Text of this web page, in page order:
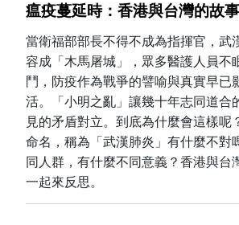
瘟疫蔓延時：香港與台灣的故事
當衛福部部長不得不成為指揮官，武
容成「木馬屠城」，眾多醫護人員不
鬥，防疫作為戰爭的譬喻與真實早已
活。「小明之亂」讓幾十年志同道合
見的矛盾對立。到底為什麼會這樣呢
命名，稱為「武漢肺炎」有什麼不對
同人群，有什麼不同意義？香港與台
一起來反思。